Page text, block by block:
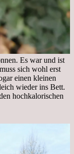
Es war und ist
sich wohl erst
einen kleinen
wieder ins Bett.
hochkalorischen